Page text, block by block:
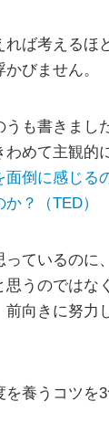
れば考えるほ
びません。
うも書きまし
わめて主観
面倒に感じる
？（TED）
っているのに
思うのではな
向きに努力
養うコツを3